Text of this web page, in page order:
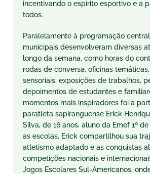
incentivando o espírito esportivo e a
todos.
Paralelamente à programação
municipais desenvolveram diversas
longo da semana, como horas do
rodas de conversa, oficinas
sensoriais, exposições de trabalhos,
depoimentos de estudantes e
momentos mais inspiradores foi a
paratleta sapiranguense Erick
Silva, de 16 anos, aluno da Emef 1º
as escolas, Erick compartilhou sua
atletismo adaptado e as conquistas
competições nacionais e
Jogos Escolares Sul-Americanos,